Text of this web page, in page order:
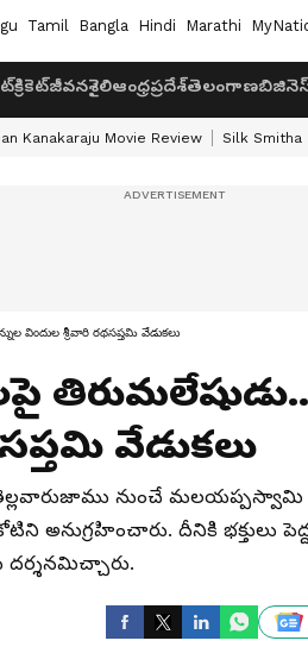
Tamil Bangla Hindi Marathi
క్రికెట్జీవనశైలిఆంధ్రప్రదేశ్తెలంగాణ
Kanakaraju Movie Review Silk Smitha
విందుల శ్రీవారి రథసప్తమి వేడుకలు
తిరుమలేషుడు..
వేడుకలు
నుంచే
అనుగ్రహించారు. దీనికి భక్తులు
ద‌ర్శ‌న‌మిచ్చారు.